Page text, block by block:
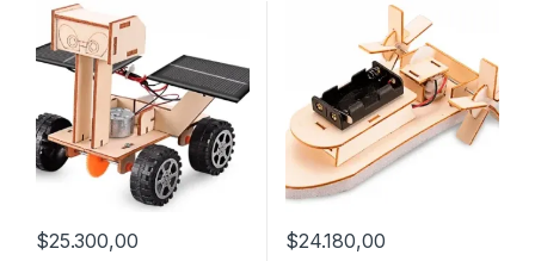
$25.300,00 $24.180,00